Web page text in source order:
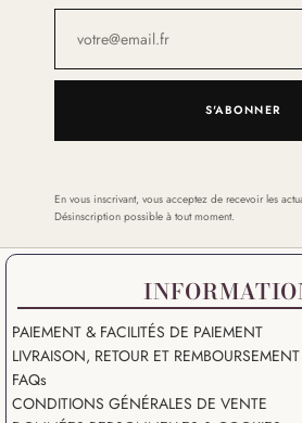
S'ABONNER
En vous inscrivant, vous acceptez de recevoir les
Désinscription possible à tout moment.
PAIEMENT & FACILITÉS DE PAIEMENT
LIVRAISON, RETOUR ET REMBOURSEMENT
FAQs
CONDITIONS GÉNÉRALES DE VENTE